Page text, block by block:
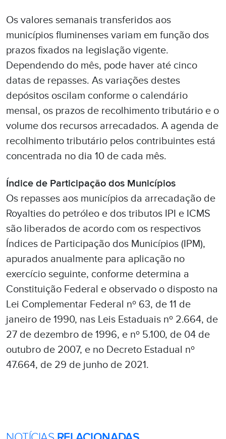
Os valores semanais transferidos aos
municípios fluminenses variam em função dos
prazos fixados na legislação vigente.
Dependendo do mês, pode haver até cinco
datas de repasses. As variações destes
depósitos oscilam conforme o calendário
mensal, os prazos de recolhimento tributário e o
volume dos recursos arrecadados. A agenda de
recolhimento tributário pelos contribuintes está
concentrada no dia 10 de cada mês.
Índice de Participação dos Municípios
Os repasses aos municípios da arrecadação de
Royalties do petróleo e dos tributos IPI e ICMS
são liberados de acordo com os respectivos
Índices de Participação dos Municípios (IPM),
apurados anualmente para aplicação no
exercício seguinte, conforme determina a
Constituição Federal e observado o disposto na
Lei Complementar Federal nº 63, de 11 de
janeiro de 1990, nas Leis Estaduais nº 2.664, de
27 de dezembro de 1996, e nº 5.100, de 04 de
outubro de 2007, e no Decreto Estadual nº
47.664, de 29 de junho de 2021.